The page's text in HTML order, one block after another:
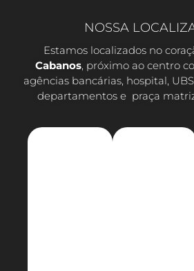
NOSSA
Estamos localizados no
Cabanos, próximo ao centro
agências bancárias, hospital,
departamentos e praça